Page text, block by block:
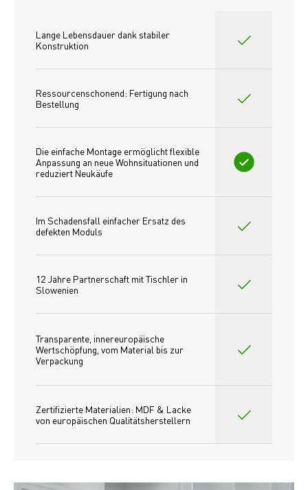
Lange Lebensdauer dank stabiler
Konstruktion
Ressourcenschonend: Fertigung nach
Bestellung
Die einfache Montage ermöglicht flexible
Anpassung an neue Wohnsituationen und
reduziert Neukäufe
Im Schadensfall einfacher Ersatz des
defekten Moduls
12 Jahre Partnerschaft mit Tischler in
Slowenien
Transparente, innereuropäische
Wertschöpfung, vom Material bis zur
Verpackung
Zertifizierte Materialien: MDF & Lacke
von europäischen Qualitätsherstellern